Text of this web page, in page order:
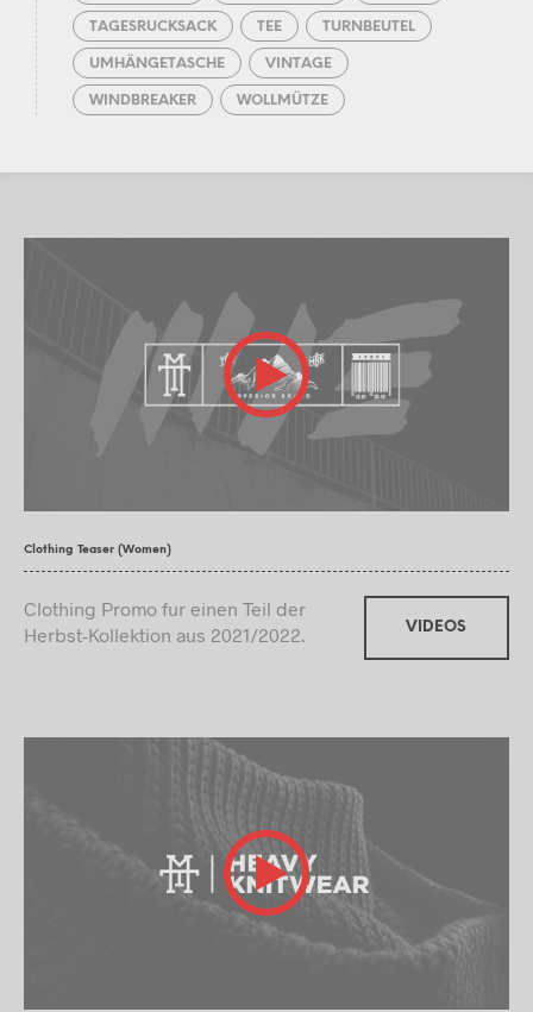
TAGESRUCKSACK TEE TURNBEUTEL
UMHÄNGETASCHE VINTAGE
WINDBREAKER WOLLMÜTZE
Clothing Teaser (Women)
Clothing Promo fur einen Teil der
Herbst-Kollektion aus 2021/2022.
VIDEOS